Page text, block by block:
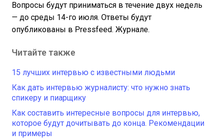
Вопросы будут приниматься в течение двух недель
— до среды 14-го июля. Ответы будут
опубликованы в Pressfeed. Журнале.
Читайте также
15 лучших интервью с известными людьми
Как дать интервью журналисту: что нужно знать
спикеру и пиарщику
Как составить интересные вопросы для интервью,
которое будут дочитывать до конца. Рекомендации
и примеры